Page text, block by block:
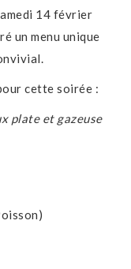
14 février
un menu unique
cette soirée :
plate et gazeuse